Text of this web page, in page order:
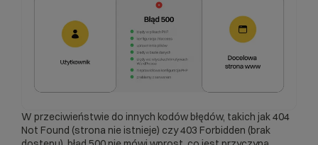
W przeciwieństwie do innych kodów błędów, takich jak 404
Not Found (strona nie istnieje) czy 403 Forbidden (brak